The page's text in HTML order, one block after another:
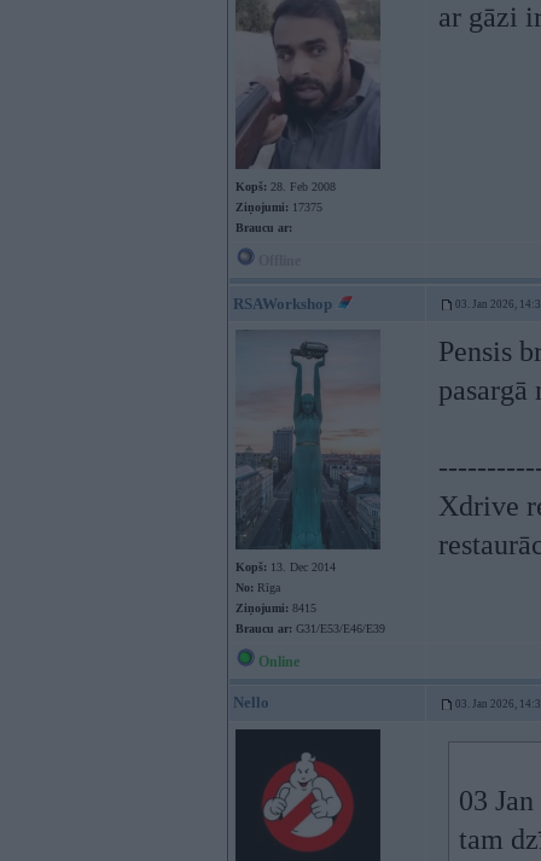
Kopš: 28. Feb 2008
Ziņojumi: 17375
Braucu ar:
ar gāzi
RSAWorkshop 03. Jan 2026,
Kopš: 13. Dec 2014
No: Rīga
Ziņojumi: 8415
Braucu ar: G31/E53/E46/E39
Pensis
Xdrive
Online
Nello 03. Jan 2026,
03
tam